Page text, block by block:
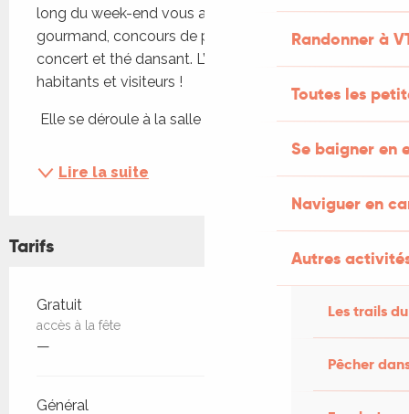
Randonner à
Toutes les
Se baigner en
Naviguer en
Autres
Les trails
Pêcher
long du week-end vous attendent, avec marché
gourmand, concours de pétanque, repas festifs,
concert et thé dansant. L’événement rassemble
habitants et visiteurs !
Elle se déroule à la salle des fêtes du...
Lire la suite
Tarifs
Tarifs 2026
Gratuit
accès à la fête
—
Général